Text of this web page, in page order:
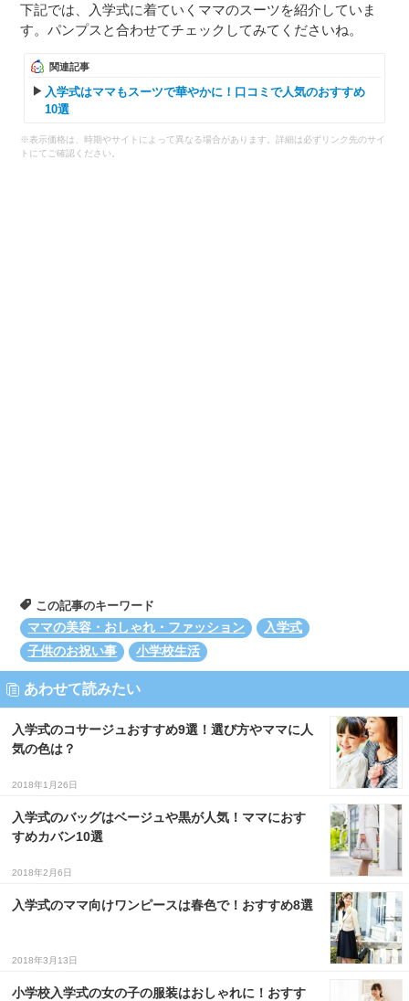
下記では、入学式に着ていくママのスーツを紹介していま
す。パンプスと合わせてチェックしてみてくださいね。
関連記事
入学式はママもスーツで華やかに！口コミで人気のおすすめ
10選
※表示価格は、時期やサイトによって異なる場合があります。詳細は必ずリンク先のサイ
トにてご確認ください。
この記事のキーワード
ママの美容・おしゃれ・ファッション
入学式
子供のお祝い事
小学校生活
あわせて読みたい
入学式のコサージュおすすめ9選！選び方やママに人
気の色は？
2018年1月26日
入学式のバッグはベージュや黒が人気！ママにおす
すめカバン10選
2018年2月6日
入学式のママ向けワンピースは春色で！おすすめ8選
2018年3月13日
小学校入学式の女の子の服装はおしゃれに！おすす